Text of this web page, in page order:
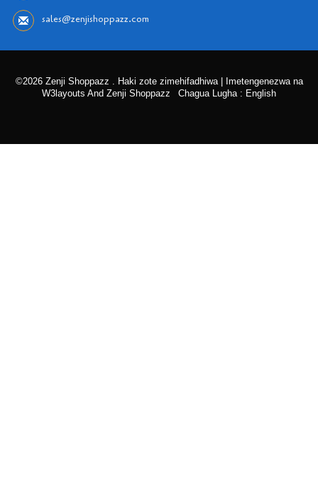
sales@zenjishoppazz.com
©2026 Zenji Shoppazz . Haki zote zimehifadhiwa | Imetengenezwa na
W3layouts And Zenji Shoppazz
Chagua Lugha : English